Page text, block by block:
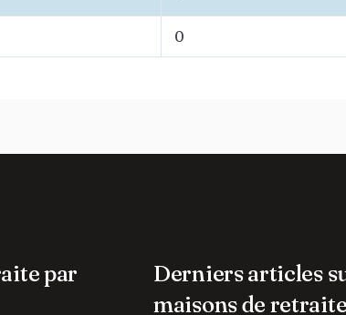
0
par
Derniers articles
maisons de retraite